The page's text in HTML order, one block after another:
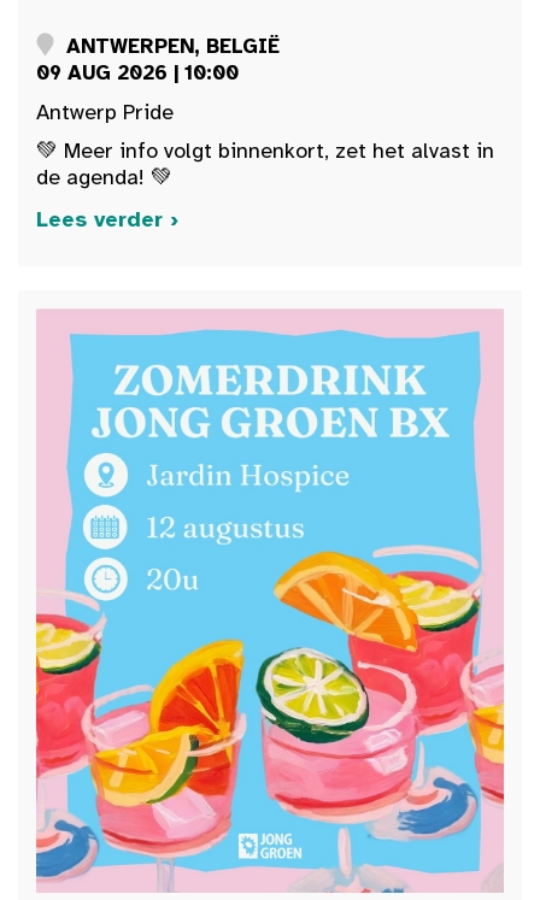
ANTWERPEN, BELGIË
09 AUG 2026 | 10:00
Antwerp Pride
💚 Meer info volgt binnenkort, zet het alvast in
de agenda! 💚
Lees verder ›